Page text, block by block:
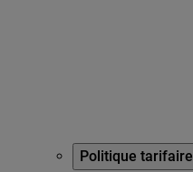
Politique tarifaire